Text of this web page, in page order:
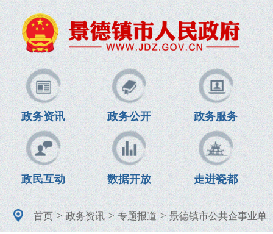
政务资讯 政务公开 政务服务
政民互动 数据开放 走进瓷都
首页>政务资讯>专题报道>景德镇市公共企事业单